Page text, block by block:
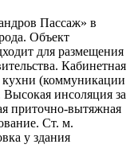
Пассаж» в
Объект
для размещения
Кабинетная
кухни (коммуникации
инсоляция за
приточно-вытяжная
Ст. м.
у здания